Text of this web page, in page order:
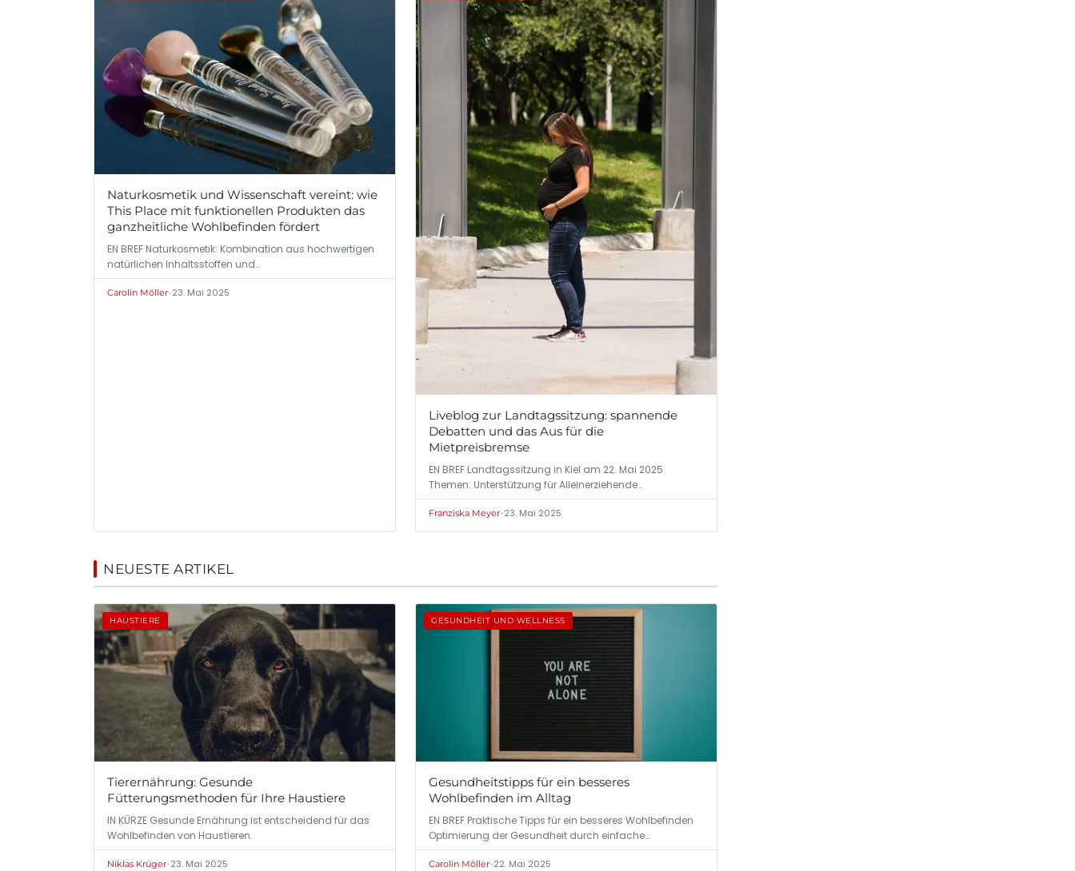
Naturkosmetik und Wissenschaft vereint: wie
This Place mit funktionellen Produkten das
ganzheitliche Wohlbefinden fördert
EN BREF Naturkosmetik: Kombination aus hochwertigen
natürlichen Inhaltsstoffen und…
Carolin Möller•23. Mai 2025
Liveblog zur Landtagssitzung: spannende
Debatten und das Aus für die
Mietpreisbremse
EN BREF Landtagssitzung in Kiel am 22. Mai 2025
Themen: Unterstützung für Alleinerziehende…
Franziska Meyer•23. Mai 2025
NEUESTE ARTIKEL
HAUSTIERE
Tierernährung: Gesunde
Fütterungsmethoden für Ihre Haustiere
IN KÜRZE Gesunde Ernährung ist entscheidend für das
Wohlbefinden von Haustieren.
Niklas Krüger•23. Mai 2025
GESUNDHEIT UND WELLNESS
Gesundheitstipps für ein besseres
Wohlbefinden im Alltag
EN BREF Praktische Tipps für ein besseres Wohlbefinden
Optimierung der Gesundheit durch einfache…
Carolin Möller•22. Mai 2025